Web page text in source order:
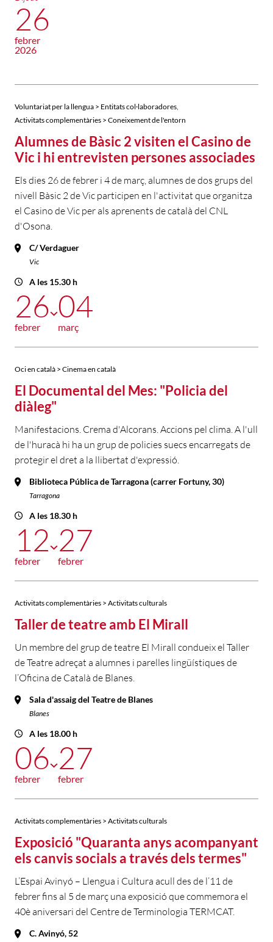
26
febrer
2026
Voluntariat per la llengua > Entitats col·laboradores
Activitats complementàries > Coneixement de l'entorn
Alumnes de Bàsic 2 visiten el Casino de
Vic i hi entrevisten persones associades
Els dies 26 de febrer i 4 de març, alumnes de dos grups del
nivell Bàsic 2 de Vic participen en l'activitat que organitza
el Casino de Vic per als aprenents de català del CNL
d'Osona.
C/ Verdaguer
Vic
A les 15.30 h
26
febrer
04
març
Oci en català > Cinema en català
El Documental del Mes: "Policia del
diàleg"
Manifestacions. Crema d'Alcorans. Accions pel clima. A l'ull
de l'huracà hi ha un grup de policies suecs encarregats de
protegir el dret a la llibertat d'expressió.
Biblioteca Pública de Tarragona (carrer Fortuny, 30)
Tarragona
A les 18.30 h
12
febrer
27
febrer
Activitats complementàries > Activitats culturals
Taller de teatre amb El Mirall
Un membre del grup de teatre El Mirall condueix el Taller
de Teatre adreçat a alumnes i parelles lingüístiques de
l’Oficina de Català de Blanes.
Sala d'assaig del Teatre de Blanes
Blanes
A les 18.00 h
06
febrer
27
febrer
Activitats complementàries > Activitats culturals
Exposició "Quaranta anys acompanyant
els canvis socials a través dels termes"
L’Espai Avinyó – Llengua i Cultura acull des de l’11 de
febrer fins al 5 de març una exposició que commemora el
40è aniversari del Centre de Terminologia TERMCAT.
C. Avinyó, 52